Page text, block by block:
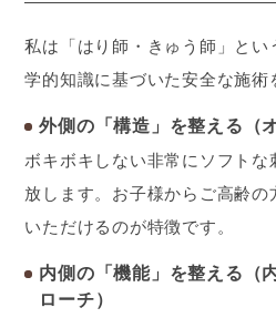
私は「はり師・きゅう師」とい
学的知識に基づいた安全な施術
外側の「構造」を整える（
ボキボキしない非常にソフト
放します。お子様からご高齢の
いただけるのが特徴です。
内側の「機能」を整える（
ローチ）